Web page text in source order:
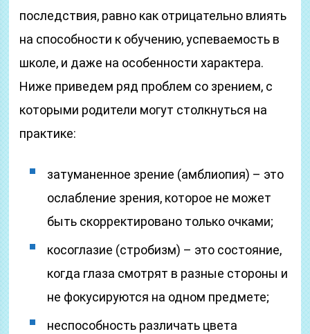
последствия, равно как отрицательно влиять
на способности к обучению, успеваемость в
школе, и даже на особенности характера.
Ниже приведем ряд проблем со зрением, с
которыми родители могут столкнуться на
практике:
затуманенное зрение (амблиопия) – это
ослабление зрения, которое не может
быть скорректировано только очками;
косоглазие (стробизм) – это состояние,
когда глаза смотрят в разные стороны и
не фокусируются на одном предмете;
неспособность различать цвета